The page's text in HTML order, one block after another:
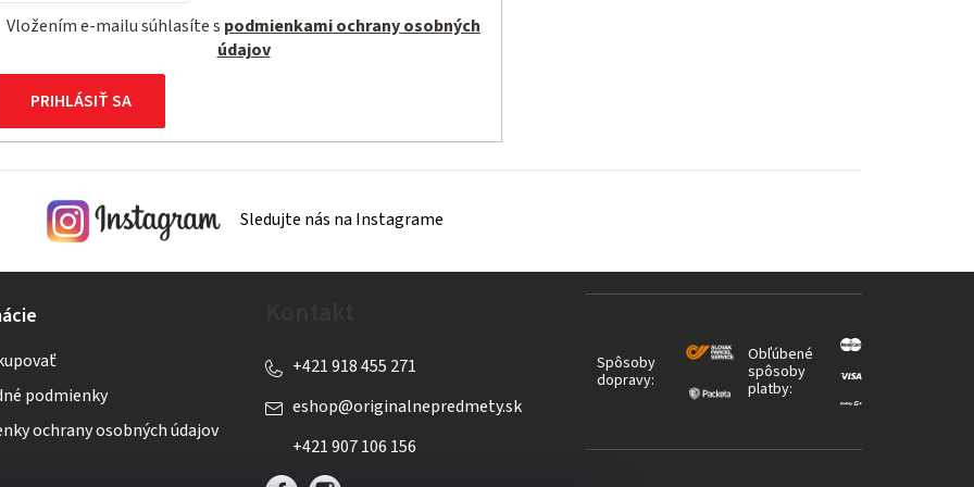
Vložením e-mailu súhlasíte s podmienkami ochrany osobných
údajov
PRIHLÁSIŤ SA
Sledujte nás na Instagrame
podmienky
ochrany osobných údajov
eshop@originalnepredmety.sk
+421 918 455 271
+421 907 106 156
Spôsoby
dopravy:
Obľúbené
spôsoby
platby: